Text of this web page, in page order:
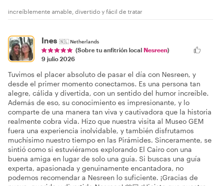
increíblemente amable, divertido y fácil de tratar
Ines 🇳🇱Netherlands
(Sobre tu anfitrión local Nesreen)
9 julio 2026
Tuvimos el placer absoluto de pasar el día con Nesreen, y
desde el primer momento conectamos. Es una persona tan
alegre, cálida y divertida, con un sentido del humor increíble.
Además de eso, su conocimiento es impresionante, y lo
comparte de una manera tan viva y cautivadora que la historia
realmente cobra vida. Hizo que nuestra visita al Museo GEM
fuera una experiencia inolvidable, y también disfrutamos
muchísimo nuestro tiempo en las Pirámides. Sinceramente, se
sintió como si estuviéramos explorando El Cairo con una
buena amiga en lugar de solo una guía. Si buscas una guía
experta, apasionada y genuinamente encantadora, no
podemos recomendar a Nesreen lo suficiente. ¡Gracias de